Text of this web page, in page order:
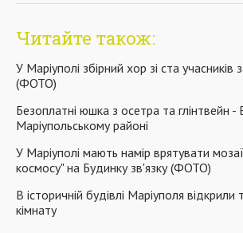
Читайте також:
У Маріуполі збірний хор зі ста учасників
(ФОТО)
Безоплатні юшка з осетра та глінтвейн
Маріупольському районі
У Маріуполі мають намір врятувати
космосу" на Будинку зв'язку (ФОТО)
В історичній будівлі Маріуполя
кімнату